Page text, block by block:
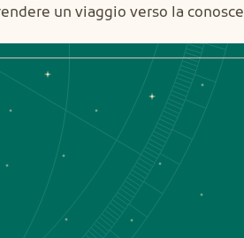
un viaggio verso la